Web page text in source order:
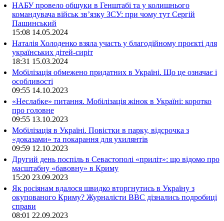
НАБУ провело обшуки в Генштабі та у колишнього
командувача військ зв’язку ЗСУ: при чому тут Сергій
Пашинський
15:08 14.05.2024
Наталія Холоденко взяла участь у благодійному проєкті для
українських дітей-сиріт
18:31 15.03.2024
Мобілізація обмежено придатних в Україні. Що це означає і
особливості
09:55 14.10.2023
«Неслабке» питання. Мобілізація жінок в Україні: коротко
про головне
09:55 13.10.2023
Мобілізація в Україні. Повістки в парку, відсрочка з
«доказами» та покарання для ухилянтів
09:59 12.10.2023
Другий день поспіль в Севастополі «приліт»: що відомо про
масштабну «бавовну» в Криму
15:20 23.09.2023
Як росіянам вдалося швидко вторгнутись в Україну з
окупованого Криму? Журналісти ВВС дізнались подробиці
справи
08:01 22.09.2023